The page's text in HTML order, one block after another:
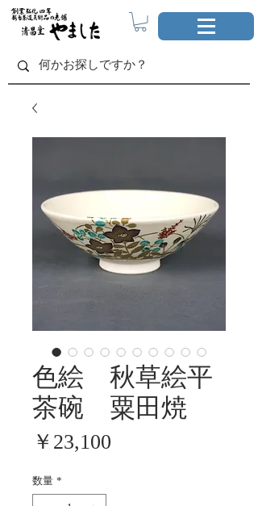
色絵 秋草絵平
茶碗 粟田焼
￥23,100
数量 *